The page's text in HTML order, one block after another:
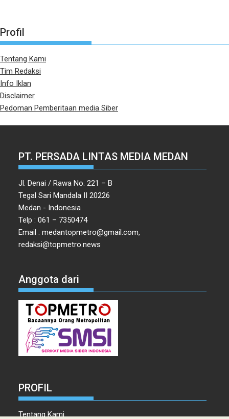
Profil
Tentang Kami
Tim Redaksi
Info Iklan
Disclaimer
Pedoman Pemberitaan media Siber
PT. PERSADA LINTAS MEDIA MEDAN
Jl. Denai / Rawa No. 221 – B
Tegal Sari Mandala II 20226
Medan - Indonesia
Telp : 061 – 7350474
Email : medantopmetro@gmail.com,
redaksi@topmetro.news
Anggota dari
PROFIL
Tentang Kami